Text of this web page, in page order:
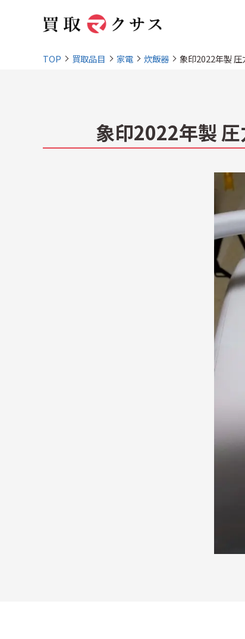
TOP 買取品目 家電 炊飯器 象印2022年製
象印2022年製